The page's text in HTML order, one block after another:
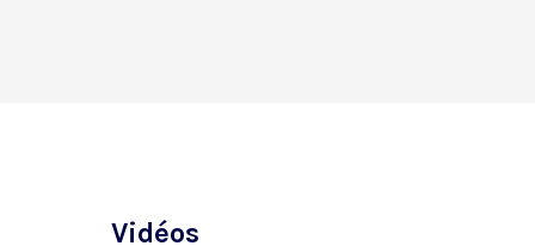
Vidéos